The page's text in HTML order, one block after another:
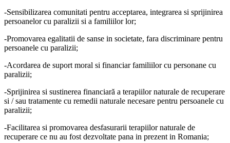
-Sensibilizarea comunitati pentru acceptarea, integrarea si sprijinirea
persoanelor cu paralizii si a familiilor lor;
-Promovarea egalitatii de sanse in societate, fara discriminare pentru
persoanele cu paralizii;
-Acordarea de suport moral si financiar familiilor cu personane cu
paralizii;
-Sprijinirea si sustinerea financiară a terapiilor naturale de recuperare
si / sau tratamente cu remedii naturale necesare pentru persoanele cu
paralizii;
-Facilitarea si promovarea desfasurarii terapiilor naturale de
recuperare ce nu au fost dezvoltate pana in prezent in Romania;